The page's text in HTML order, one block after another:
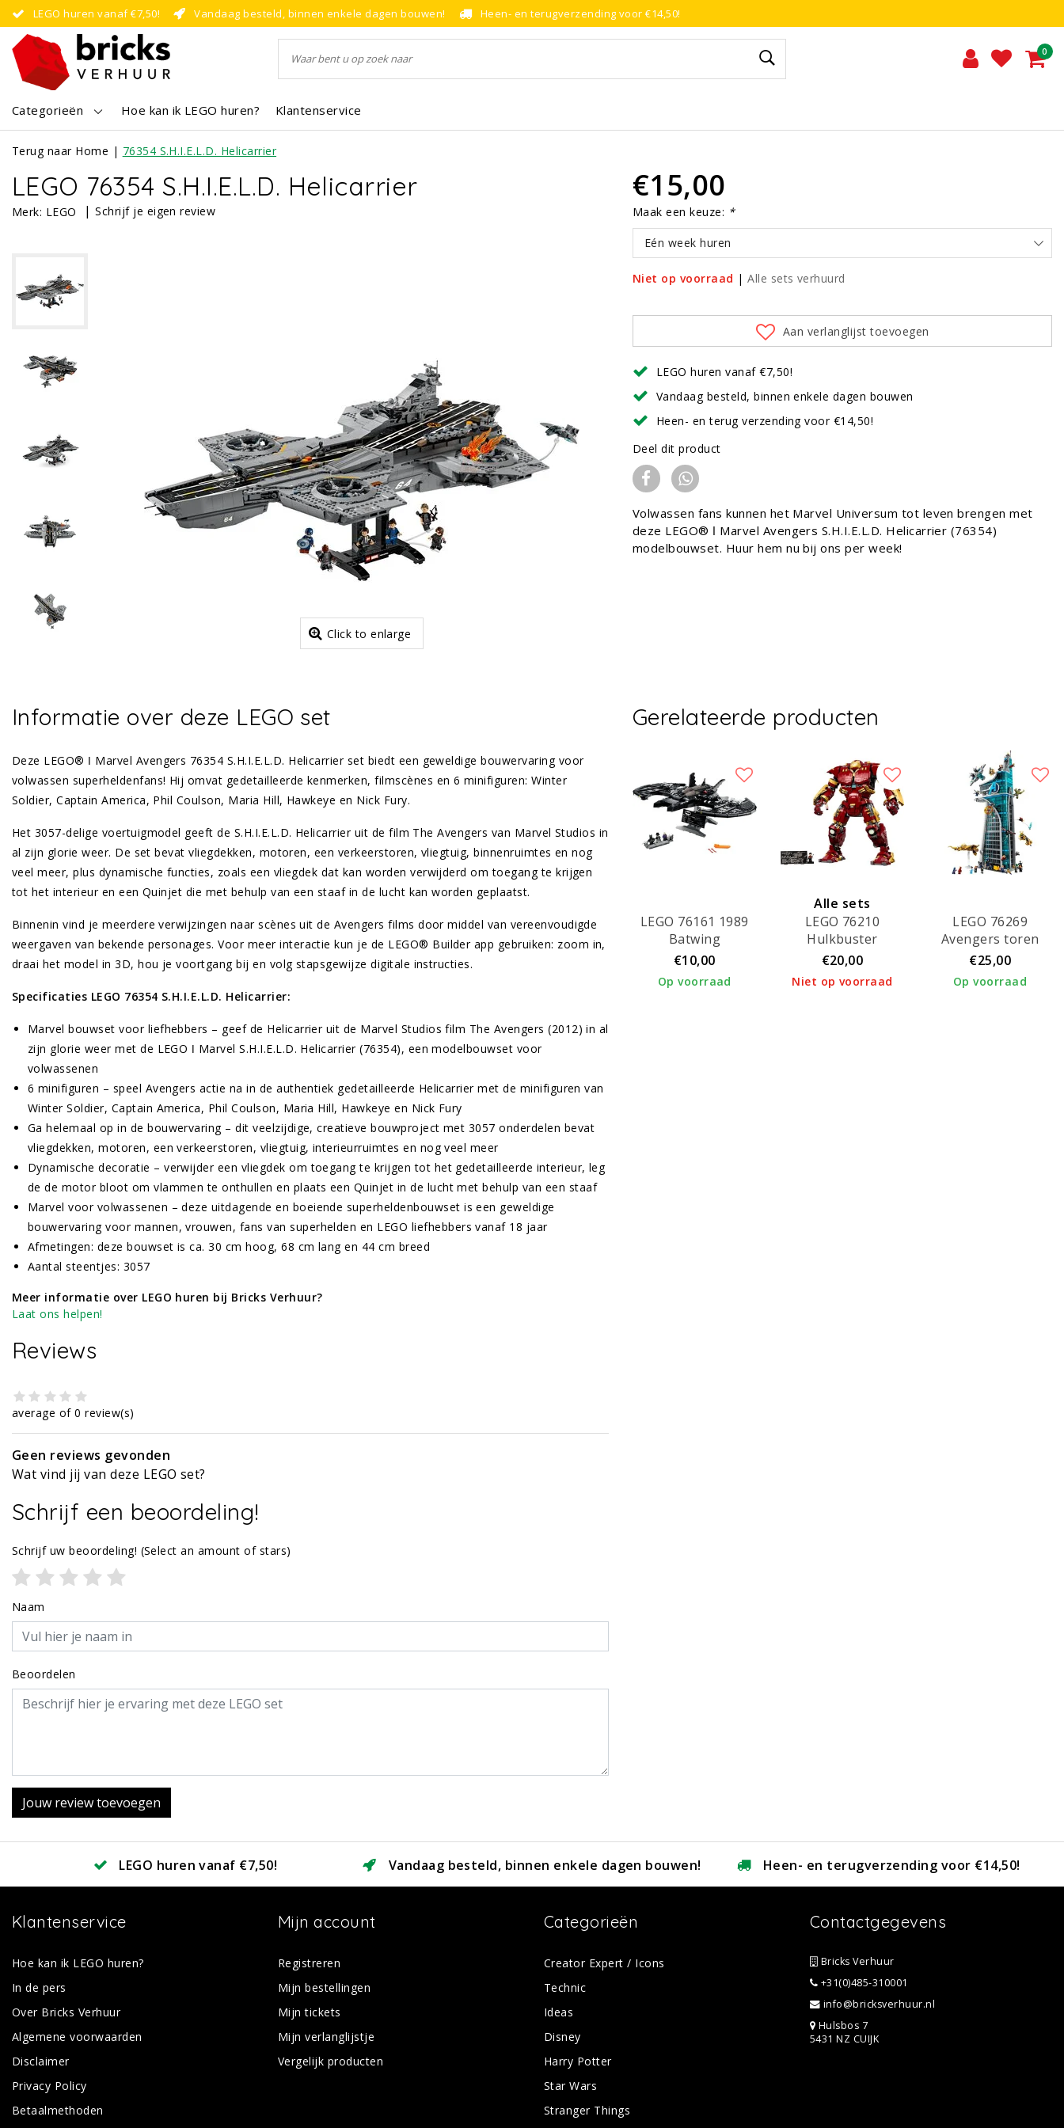
LEGO huren vanaf €7,50! Vandaag besteld, binnen enkele dagen bouwen! Heen- en terugverzending voor €14,50!
0
Categorieën Hoe kan ik LEGO huren? Klantenservice
Terug naar Home | 76354 S.H.I.E.L.D. Helicarrier
LEGO 76354 S.H.I.E.L.D. Helicarrier
Merk: LEGO |Schrijf je eigen review
Click to enlarge
€15,00
Maak een keuze: *
Eén week huren
Niet op voorraad |Alle sets verhuurd
Aan verlanglijst toevoegen
LEGO huren vanaf €7,50!
Vandaag besteld, binnen enkele dagen bouwen
Heen- en terug verzending voor €14,50!
Deel dit product
Volwassen fans kunnen het Marvel Universum tot leven brengen met
deze LEGO® ǀ Marvel Avengers S.H.I.E.L.D. Helicarrier (76354)
modelbouwset. Huur hem nu bij ons per week!
Informatie over deze LEGO set
Deze LEGO® ǀ Marvel Avengers 76354 S.H.I.E.L.D. Helicarrier set biedt een geweldige bouwervaring voor
volwassen superheldenfans! Hij omvat gedetailleerde kenmerken, filmscènes en 6 minifiguren: Winter
Soldier, Captain America, Phil Coulson, Maria Hill, Hawkeye en Nick Fury.
Het 3057-delige voertuigmodel geeft de S.H.I.E.L.D. Helicarrier uit de film The Avengers van Marvel Studios in
al zijn glorie weer. De set bevat vliegdekken, motoren, een verkeerstoren, vliegtuig, binnenruimtes en nog
veel meer, plus dynamische functies, zoals een vliegdek dat kan worden verwijderd om toegang te krijgen
tot het interieur en een Quinjet die met behulp van een staaf in de lucht kan worden geplaatst.
Binnenin vind je meerdere verwijzingen naar scènes uit de Avengers films door middel van vereenvoudigde
weergaven van bekende personages. Voor meer interactie kun je de LEGO® Builder app gebruiken: zoom in,
draai het model in 3D, hou je voortgang bij en volg stapsgewijze digitale instructies.
Specificaties LEGO 76354 S.H.I.E.L.D. Helicarrier:
Marvel bouwset voor liefhebbers – geef de Helicarrier uit de Marvel Studios film The Avengers (2012) in al
zijn glorie weer met de LEGO ǀ Marvel S.H.I.E.L.D. Helicarrier (76354), een modelbouwset voor
volwassenen
6 minifiguren – speel Avengers actie na in de authentiek gedetailleerde Helicarrier met de minifiguren van
Winter Soldier, Captain America, Phil Coulson, Maria Hill, Hawkeye en Nick Fury
Ga helemaal op in de bouwervaring – dit veelzijdige, creatieve bouwproject met 3057 onderdelen bevat
vliegdekken, motoren, een verkeerstoren, vliegtuig, interieurruimtes en nog veel meer
Dynamische decoratie – verwijder een vliegdek om toegang te krijgen tot het gedetailleerde interieur, leg
de de motor bloot om vlammen te onthullen en plaats een Quinjet in de lucht met behulp van een staaf
Marvel voor volwassenen – deze uitdagende en boeiende superheldenbouwset is een geweldige
bouwervaring voor mannen, vrouwen, fans van superhelden en LEGO liefhebbers vanaf 18 jaar
Afmetingen: deze bouwset is ca. 30 cm hoog, 68 cm lang en 44 cm breed
Aantal steentjes: 3057
Meer informatie over LEGO huren bij Bricks Verhuur?
Laat ons helpen!
Reviews
average of 0 review(s)
Geen reviews gevonden
Wat vind jij van deze LEGO set?
Schrijf een beoordeling!
Schrijf uw beoordeling! (Select an amount of stars)
Naam
Beoordelen
Jouw review toevoegen
Gerelateerde producten
LEGO 76161 1989
Batwing
€10,00
Op voorraad
Alle sets
verhuurd!
LEGO 76210
Hulkbuster
€20,00
Niet op voorraad
LEGO 76269
Avengers toren
€25,00
Op voorraad
LEGO huren vanaf €7,50! Vandaag besteld, binnen enkele dagen bouwen! Heen- en terugverzending voor €14,50!
Klantenservice
Hoe kan ik LEGO huren?
In de pers
Over Bricks Verhuur
Algemene voorwaarden
Disclaimer
Privacy Policy
Betaalmethoden
Mijn account
Registreren
Mijn bestellingen
Mijn tickets
Mijn verlanglijstje
Vergelijk producten
Categorieën
Creator Expert / Icons
Technic
Ideas
Disney
Harry Potter
Star Wars
Stranger Things
Contactgegevens
Bricks Verhuur
+31(0)485-310001
info@bricksverhuur.nl
Hulsbos 7
5431 NZ CUIJK